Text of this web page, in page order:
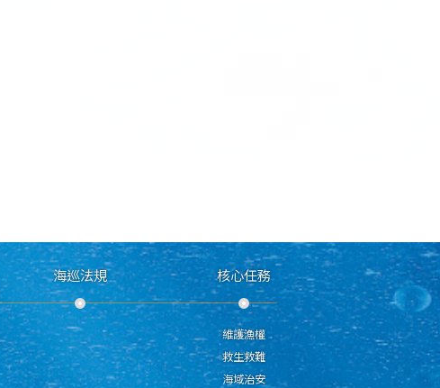
海巡法規 核心任務
維護漁權
救生救難
海域治安